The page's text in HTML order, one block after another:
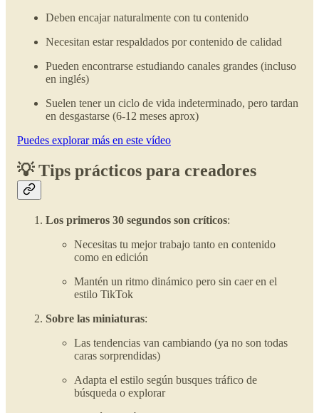
Deben encajar naturalmente con tu contenido
Necesitan estar respaldados por contenido de calidad
Pueden encontrarse estudiando canales grandes (incluso
en inglés)
Suelen tener un ciclo de vida indeterminado, pero tardan
en desgastarse (6-12 meses aprox)
Puedes explorar más en este vídeo
💡 Tips prácticos para creadores
Los primeros 30 segundos son críticos:
Necesitas tu mejor trabajo tanto en contenido
como en edición
Mantén un ritmo dinámico pero sin caer en el
estilo TikTok
Sobre las miniaturas:
Las tendencias van cambiando (ya no son todas
caras sorprendidas)
Adapta el estilo según busques tráfico de
búsqueda o explorar